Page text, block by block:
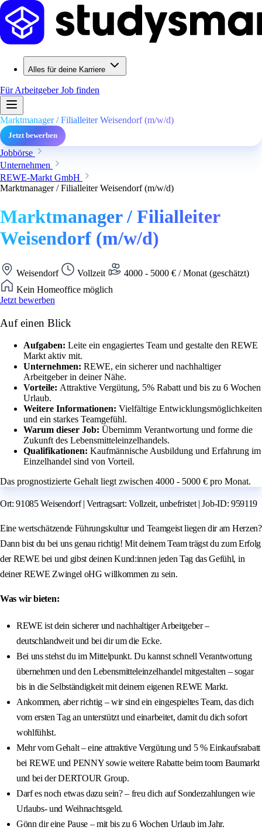
Alles für deine Karriere
Für ArbeitgeberJob finden
Marktmanager / Filialleiter Weisendorf (m/w/d)
Jetzt bewerben
Jobbörse
Unternehmen
REWE-Markt GmbH
Marktmanager / Filialleiter Weisendorf (m/w/d)
Marktmanager / Filialleiter
Weisendorf (m/w/d)
Weisendorf Vollzeit
4000 - 5000 € / Monat (geschätzt)
Kein Homeoffice möglich
Jetzt bewerben
Auf einen Blick
Aufgaben: Leite ein engagiertes Team und gestalte den REWE
Markt aktiv mit.
Unternehmen: REWE, ein sicherer und nachhaltiger
Arbeitgeber in deiner Nähe.
Vorteile: Attraktive Vergütung, 5% Rabatt und bis zu 6 Wochen
Urlaub.
Weitere Informationen: Vielfältige Entwicklungsmöglichkeiten
und ein starkes Teamgefühl.
Warum dieser Job: Übernimm Verantwortung und forme die
Zukunft des Lebensmitteleinzelhandels.
Qualifikationen: Kaufmännische Ausbildung und Erfahrung im
Einzelhandel sind von Vorteil.
Das prognostizierte Gehalt liegt zwischen 4000 - 5000 € pro Monat.
Ort: 91085 Weisendorf | Vertragsart: Vollzeit, unbefristet | Job-ID: 959119
Eine wertschätzende Führungskultur und Teamgeist liegen dir am Herzen?
Dann bist du bei uns genau richtig! Mit deinem Team trägst du zum Erfolg
der REWE bei und gibst deinen Kund:innen jeden Tag das Gefühl, in
deiner REWE Zwingel oHG willkommen zu sein.
Was wir bieten:
REWE ist dein sicherer und nachhaltiger Arbeitgeber –
deutschlandweit und bei dir um die Ecke.
Bei uns stehst du im Mittelpunkt. Du kannst schnell Verantwortung
übernehmen und den Lebensmitteleinzelhandel mitgestalten – sogar
bis in die Selbständigkeit mit deinem eigenen REWE Markt.
Ankommen, aber richtig – wir sind ein eingespieltes Team, das dich
vom ersten Tag an unterstützt und einarbeitet, damit du dich sofort
wohlfühlst.
Mehr vom Gehalt – eine attraktive Vergütung und 5 % Einkaufsrabatt
bei REWE und PENNY sowie weitere Rabatte beim toom Baumarkt
und bei der DERTOUR Group.
Darf es noch etwas dazu sein? – freu dich auf Sonderzahlungen wie
Urlaubs- und Weihnachtsgeld.
Gönn dir eine Pause – mit bis zu 6 Wochen Urlaub im Jahr.